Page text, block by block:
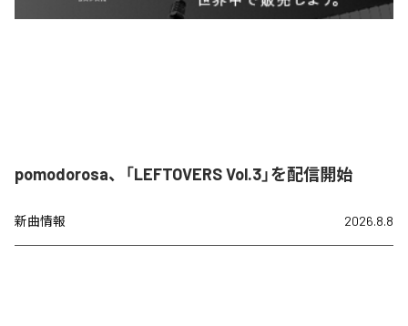
pomodorosa、「LEFTOVERS Vol.3」を配信開始
新曲情報 2026.8.8